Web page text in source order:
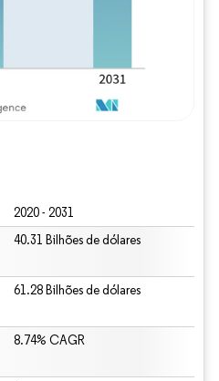
2020 - 2031
40.31 Bilhões de dólares
61.28 Bilhões de dólares
8.74% CAGR